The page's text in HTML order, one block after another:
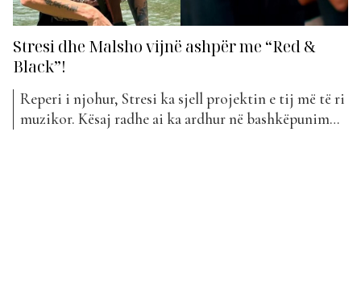
Stresi dhe Malsho vijnë ashpër me “Red &
Black”!
Reperi i njohur, Stresi ka sjell projektin e tij më të ri
muzikor. Kësaj radhe ai ka ardhur në bashkëpunim